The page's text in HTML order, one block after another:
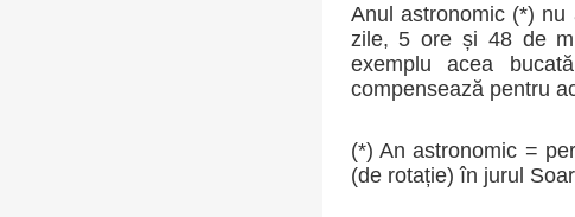
Anul astronomic (*)
zile, 5 ore și 48 de
exemplu acea
compensează pentru
(*) An astronomic =
(de rotație) în jurul